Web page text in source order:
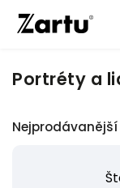
Portréty a
Nejprodávanější